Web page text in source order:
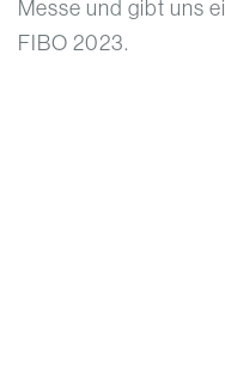
Messe und gibt uns
FIBO 2023.